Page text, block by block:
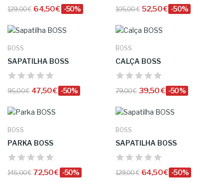
129,00 € 64,50 € -50% 105,00 € 52,50 € -50%
BOSS
SAPATILHA BOSS
95,00 € 47,50 € -50%
BOSS
CALÇA BOSS
79,00 € 39,50 € -50%
BOSS
PARKA BOSS
145,00 € 72,50 € -50%
BOSS
SAPATILHA BOSS
129,00 € 64,50 € -50%